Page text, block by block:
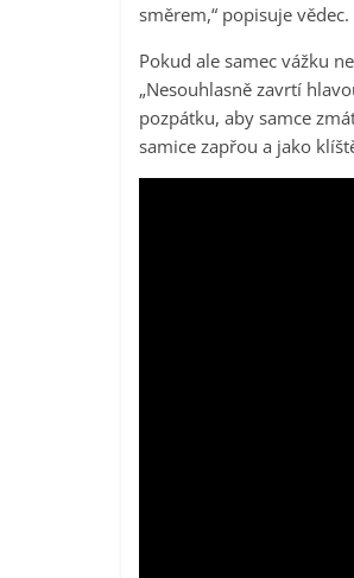
směrem,“ popisuje vědec.
Pokud ale samec vážku
„Nesouhlasně zavrtí
pozpátku, aby samce
samice zapřou a jako